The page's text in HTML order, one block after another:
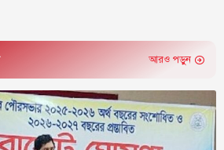
আরও পড়ুন